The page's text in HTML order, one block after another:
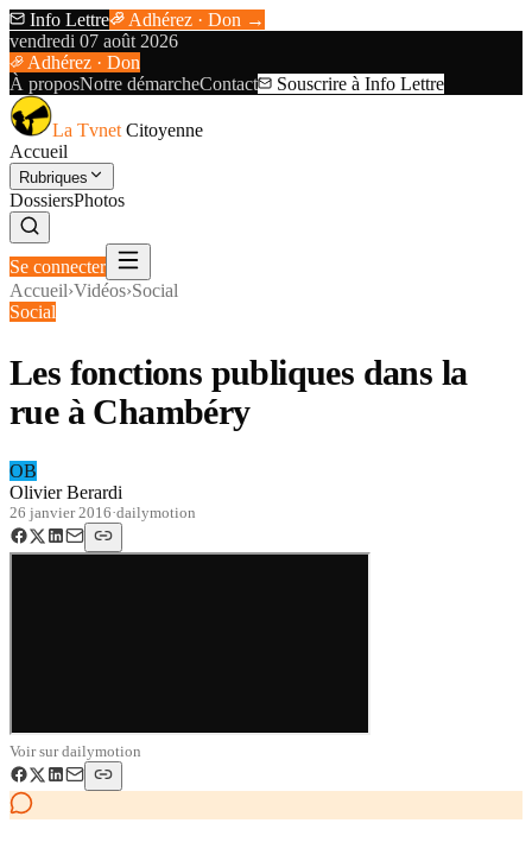
Info Lettre
Adhérez · Don →
vendredi 07 août 2026
Adhérez · Don
À proposNotre démarcheContact Souscrire à Info Lettre
La Tvnet Citoyenne
Accueil
Rubriques
DossiersPhotos
Se connecter
Accueil›Vidéos›Social
Social
Les fonctions publiques dans la
rue à Chambéry
OB
Olivier Berardi
26 janvier 2016·dailymotion
Voir surdailymotion